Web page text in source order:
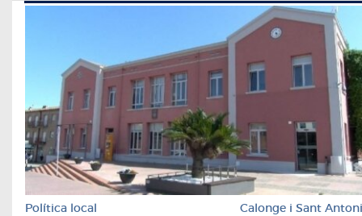
Política local Calonge i Sant Antoni